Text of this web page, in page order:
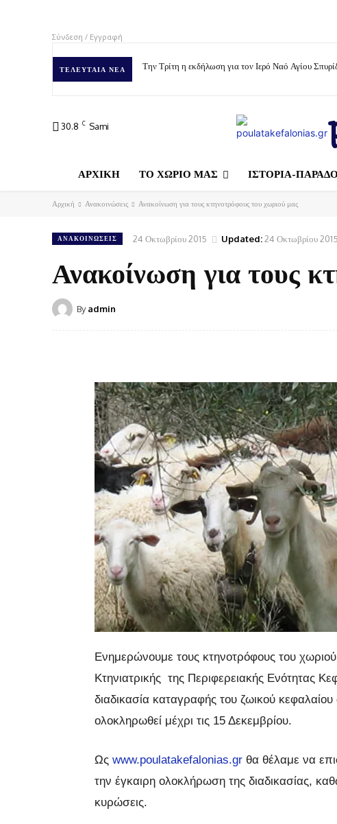
Σύνδεση / Εγγραφή
ΤΕΛΕΥΤΑΊΑ ΝΈΑ Την Τρίτη η εκδήλωση για τον Ιερό Ναό Αγίου
30.8 C Sami
ΑΡΧΙΚΗ ΤΟ ΧΩΡΙΟ ΜΑΣ ΙΣΤΟΡΙΑ-
Αρχική Ανακοινώσεις Ανακοίνωση για τους κτηνοτρόφους του χωριού μας
ΑΝΑΚΟΙΝΏΣΕΙΣ 24 Οκτωβρίου 2015 Updated:24 Οκτωβρίου 2015
Ανακοίνωση για τους
By admin
Ενημερώνουμε τους κτηνοτρόφους του
Κτηνιατρικής της Περιφερειακής Ενότητας
διαδικασία καταγραφής του ζωικού
ολοκληρωθεί μέχρι τις 15 Δεκεμβρίου.
Ως www.poulatakefalonias.gr θα θέλαμε να
την έγκαιρη ολοκλήρωση της διαδικασίας,
κυρώσεις.